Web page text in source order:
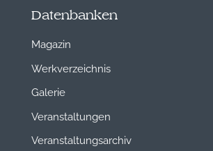
Datenbanken
Magazin
Werkverzeichnis
Galerie
Veranstaltungen
Veranstaltungsarchiv